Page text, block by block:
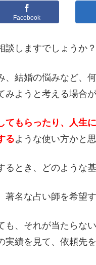
Facebook
談しますでしょうか？
、結婚の悩みなど、
みようと考える場合
てもらったり、人生
るような使い方かと思
るとき、どのような
名な占い師を希望
も、それが当たらな
実績を見て、依頼先